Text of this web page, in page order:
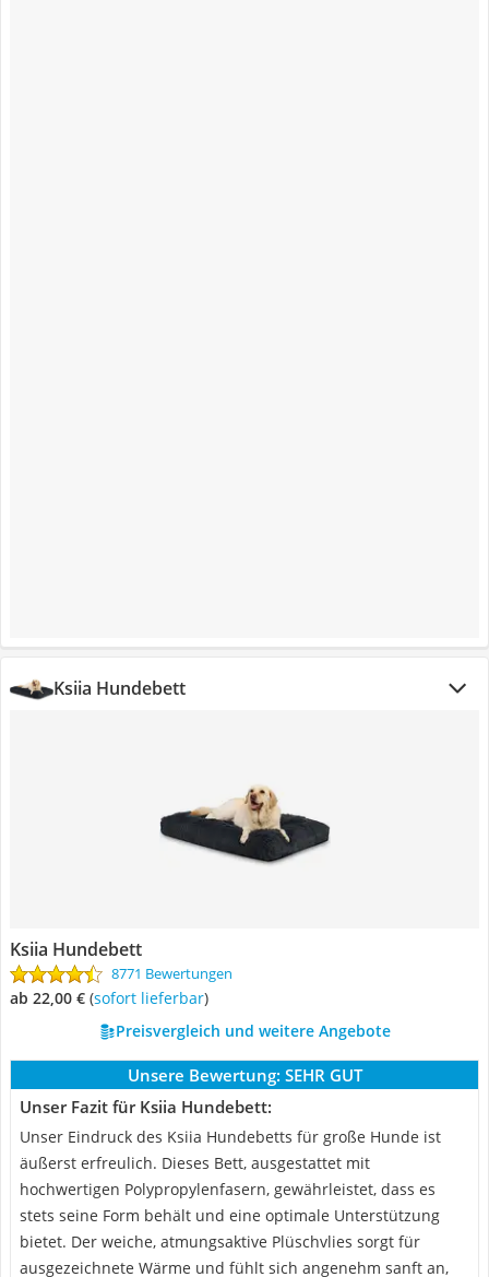
Ksiia Hundebett
Ksiia Hundebett
8771 Bewertungen
ab 22,00 € ( Sofort lieferbar)
Preisvergleich und weitere Angebote
Unsere Bewertung: SEHR GUT
Unser Fazit für Ksiia Hundebett:
Unser Eindruck des Ksiia Hundebetts für große Hunde ist
äußerst erfreulich. Dieses Bett, ausgestattet mit
hochwertigen Polypropylenfasern, gewährleistet, dass es
stets seine Form behält und eine optimale Unterstützung
bietet. Der weiche, atmungsaktive Plüschvlies sorgt für
ausgezeichnete Wärme und fühlt sich angenehm sanft an,